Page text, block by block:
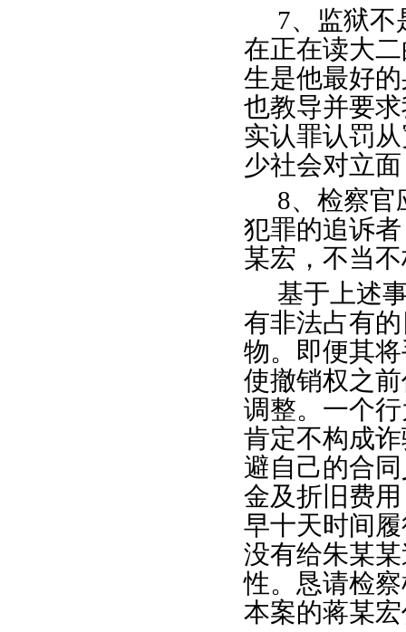
7、监狱不
在正在读大
生是他最好
也教导并要
实认罪认罚
少社会对立面
8、检察官
犯罪的追诉
某宏，不当
基于上述
有非法占有
物。即便其
使撤销权之
调整。一个
肯定不构成
避自己的合
金及折旧费
早十天时间
没有给朱某
性。恳请检
本案的蒋某